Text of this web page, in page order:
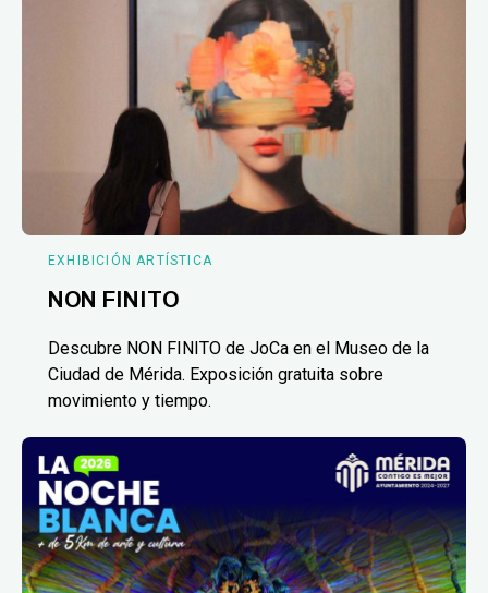
EXHIBICIÓN ARTÍSTICA
NON FINITO
Descubre NON FINITO de JoCa en el Museo de la
Ciudad de Mérida. Exposición gratuita sobre
movimiento y tiempo.